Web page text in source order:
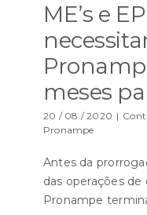
ME’s e
meses
20 / 08 / 2020 |
Pronampe
Antes da
das operações
Pronampe